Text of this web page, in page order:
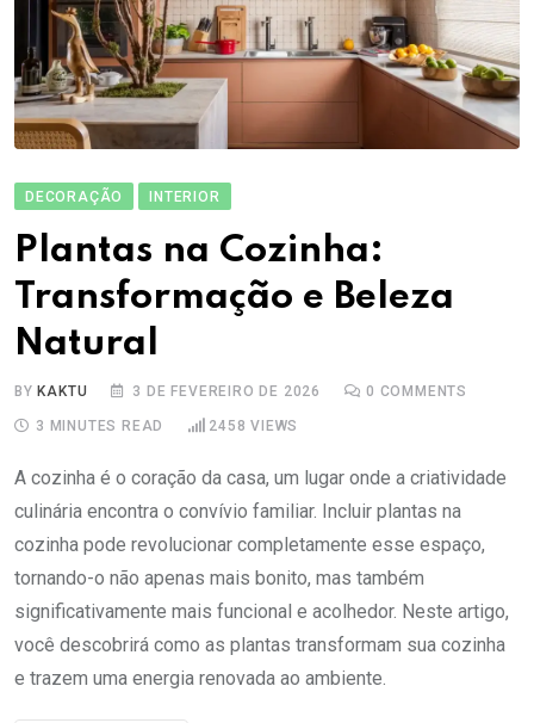
DECORAÇÃO INTERIOR
Plantas na Cozinha:
Transformação e Beleza
Natural
BY KAKTU 3 DE FEVEREIRO DE 2026 0 COMMENTS
3 MINUTES READ 2458 VIEWS
A cozinha é o coração da casa, um lugar onde a criatividade
culinária encontra o convívio familiar. Incluir plantas na
cozinha pode revolucionar completamente esse espaço,
tornando-o não apenas mais bonito, mas também
significativamente mais funcional e acolhedor. Neste artigo,
você descobrirá como as plantas transformam sua cozinha
e trazem uma energia renovada ao ambiente.